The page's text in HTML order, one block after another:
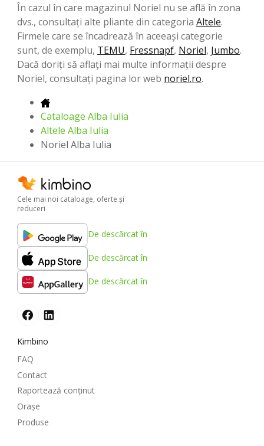
În cazul în care magazinul Noriel nu se află în zona
dvs., consultați alte pliante din categoria Altele.
Firmele care se încadrează în aceeași categorie
sunt, de exemplu, TEMU, Fressnapf, Noriel, Jumbo.
Dacă doriți să aflați mai multe informații despre
Noriel, consultați pagina lor web noriel.ro.
Cataloage Alba Iulia
Altele Alba Iulia
Noriel Alba Iulia
Cele mai noi cataloage, oferte şi
reduceri
De descărcat în
De descărcat în
De descărcat în
Kimbino
FAQ
Contact
Raportează conținut
Oraşe
Produse